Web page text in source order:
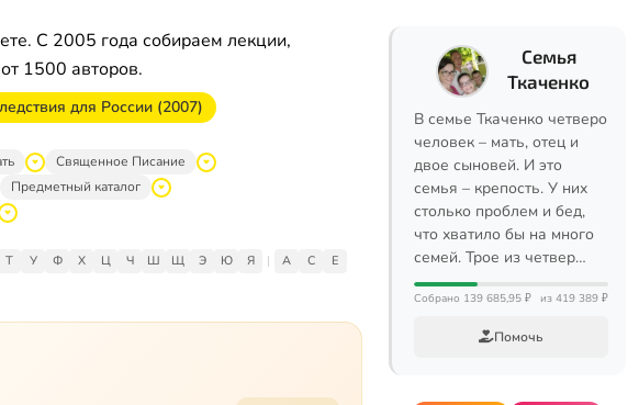
С 2005 года собираем лекции,
1500 авторов.
для России (2007)
Священное Писание
Предметный каталог
Т У Ф Х Ц Ч Ш Щ Э Ю Я | A C
E
Семья
Ткаченко
В семье Ткаченко четверо
человек – мать, отец и
двое сыновей. И это
семья – крепость. У них
столько проблем и бед,
что хватило бы на много
семей. Трое из четвер…
Собрано 139 685,95 ₽ из 419 389 ₽
Помочь